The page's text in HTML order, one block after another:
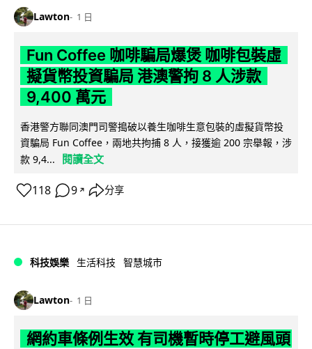
Lawton 1 日
Fun Coffee 咖啡騙局爆煲 咖啡包裝虛
擬貨幣投資騙局 港澳警拘 8 人涉款
9,400 萬元
香港警方聯同澳門司警搗破以養生咖啡生意包裝的虛擬貨幣投
資騙局 Fun Coffee，兩地共拘捕 8 人，接獲逾 200 宗舉報，涉
款 9,4...
閱讀全文
118 9 ↗ 分享
科技娛樂 生活科技 智慧城市
Lawton 1 日
網約車條例生效 有司機暫時停工避風頭